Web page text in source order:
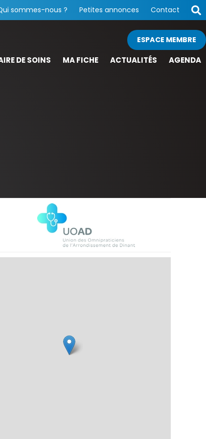
sommes-nous ? Petites annonces Contact
ESPACE MEMBRE
DE SOINS MA FICHE ACTUALITÉS AGENDA